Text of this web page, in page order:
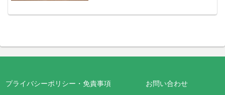
に、フードを袋に入れ...
プライバシーポリシー・免責事項 お問い合わせ